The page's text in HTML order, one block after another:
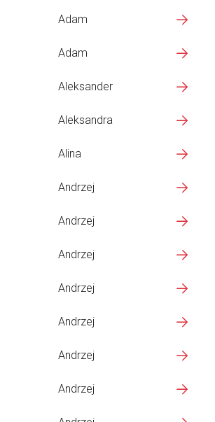
Adam
Adam
Aleksander
Aleksandra
Alina
Andrzej
Andrzej
Andrzej
Andrzej
Andrzej
Andrzej
Andrzej